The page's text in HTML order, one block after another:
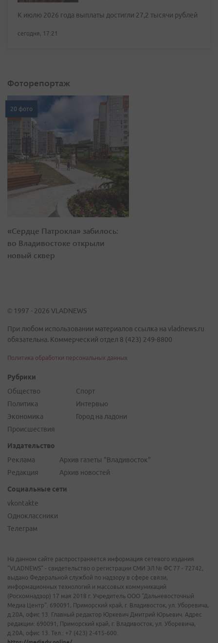
К июлю 2026 года выплаты достигли 27,2 тысячи рублей
сегодня, 17:21
Фоторепортаж
20 фото
«Сердце Патрокла» забилось:
во Владивостоке открыли
новый сквер
© 1997 - 2026 VLADNEWS
При любом использовании материалов ссылка на vladnews.ru
обязательна. Коммерческий отдел 8 (423) 249-8800
Политика обработки персональных данных
Рубрики
Общество
Политика
Экономика
Происшествия
Спорт
Интервью
Город на ладони
Издательство
Реклама
Редакция
Архив газеты "Владивосток"
Архив новостей
Социальные сети
vkontakte
Одноклассники
Телеграм
На данном сайте распространяется информация сетевого издания
"VLADNEWS" - свидетельство о регистрации СМИ ЭЛ № ФС 77 - 72742,
выдано Федеральной службой по надзору в сфере связи,
информационных технологий и массовых коммуникаций
(Роскомнадзор) 17 мая 2018 г. Учредитель ООО "Дальневосточный
Медиа Центр". 690091, Приморский край, г. Владивосток, ул. Уборевича,
д.20А, офис 13. Главный редактор Юркевич Дмитрий Юрьевич. Адрес
редакции: 690091, Приморский край, г. Владивосток, ул. Уборевича,
д.20А, офис 13. Тел.: +7 (423) 2-415-600.